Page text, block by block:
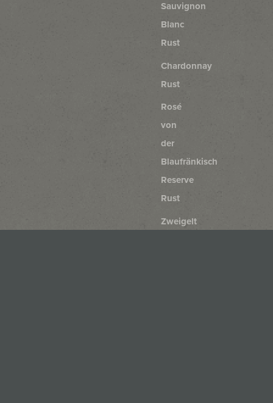
Sauvignon
Blanc
Rust
Chardonnay
Rust
Rosé
von
der
Blaufränkisch
Reserve
Rust
Zweigelt